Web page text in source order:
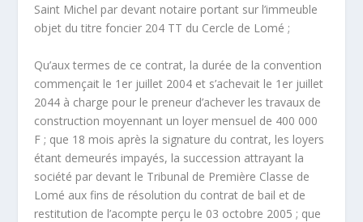
Saint Michel par devant notaire portant sur l’immeuble
objet du titre foncier 204 TT du Cercle de Lomé ;
Qu’aux termes de ce contrat, la durée de la convention
commençait le 1 er juillet 2004 et s’achevait le 1 er juillet
2044 à charge pour le preneur d’achever les travaux de
construction moyennant un loyer mensuel de 400 000
F ; que 18 mois après la signature du contrat, les loyers
étant demeurés impayés, la succession attrayant la
société par devant le Tribunal de Première Classe de
Lomé aux fins de résolution du contrat de bail et de
restitution de l’acompte perçu le 03 octobre 2005 ; que